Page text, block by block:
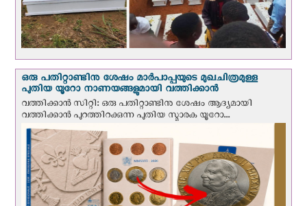
ഒരു പതിറ്റാണ്ടിനു ശേഷം മാർപാപ്പയുടെ മുഖചിത്രമുള്ള
പുതിയ യൂറോ നാണയങ്ങളുമായി വത്തിക്കാന്‍
വത്തിക്കാന്‍ സിറ്റി: ഒരു പതിറ്റാണ്ടിനു ശേഷം ആദ്യമായി
വത്തിക്കാൻ പുറത്തിറക്കുന്ന പുതിയ സ്മാരക യൂറോ...